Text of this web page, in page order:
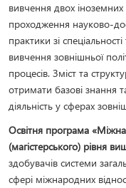
вивчення двох
проходження науково-
практики зі
вивчення зовнішньої
процесів. Зміст та
отримати базові знання
діяльність у сферах
Освітня програма
(магістерського) рівня
здобувачів системи
сфері міжнародних